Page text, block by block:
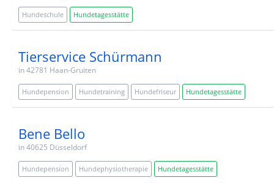
Hundeschule Hundetagesstätte
Tierservice Schürmann
in 42781 Haan-Gruiten
Hundepension Hundetraining Hundefriseur Hundetagesstätte
Bene Bello
in 40625 Düsseldorf
Hundepension Hundephysiotherapie Hundetagesstätte